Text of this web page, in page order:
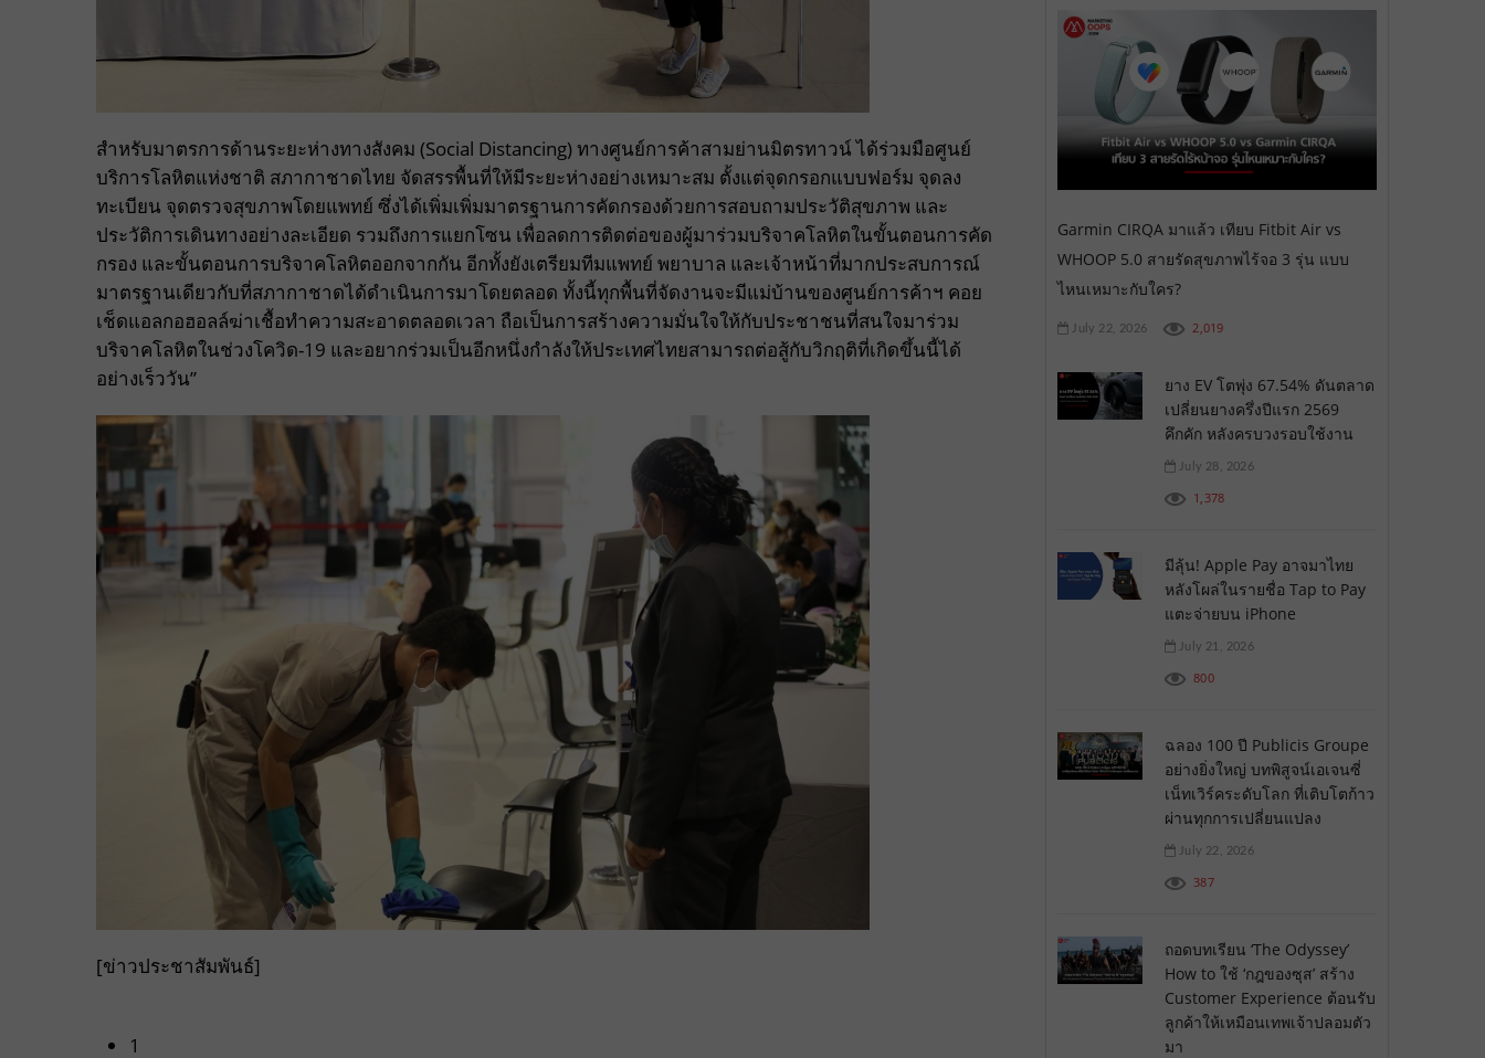
สำหรับมาตรการด้านระยะห่างทางสังคม (Social Distancing)ทางศูนย์การค้าสามย่านมิตรทาวน์ ได้ร่วมมือศูนย์
บริการโลหิตแห่งชาติ สภากาชาดไทย จัดสรรพื้นที่ให้มีระยะห่างอย่างเหมาะสม ตั้งแต่จุดกรอกแบบฟอร์ม จุดลง
ทะเบียน จุดตรวจสุขภาพโดยแพทย์ ซึ่งได้เพิ่มเพิ่มมาตรฐานการคัดกรองด้วยการสอบถามประวัติสุขภาพ และ
ประวัติการเดินทางอย่างละเอียด รวมถึงการแยกโซน เพื่อลดการติดต่อของผู้มาร่วมบริจาคโลหิตในขั้นตอนการคัด
กรอง และขั้นตอนการบริจาคโลหิตออกจากกัน อีกทั้งยังเตรียมทีมแพทย์ พยาบาล และเจ้าหน้าที่มากประสบการณ์
มาตรฐานเดียวกับที่สภากาชาดได้ดำเนินการมาโดยตลอด ทั้งนี้ทุกพื้นที่จัดงานจะมีแม่บ้านของศูนย์การค้าฯ คอย
เช็ดแอลกอฮอลล์ฆ่าเชื้อทำความสะอาดตลอดเวลา ถือเป็นการสร้างความมั่นใจให้กับประชาชนที่สนใจมาร่วม
บริจาคโลหิตในช่วงโควิด-19 และอยากร่วมเป็นอีกหนึ่งกำลังให้ประเทศไทยสามารถต่อสู้กับวิกฤติที่เกิดขึ้นนี้ได้
อย่างเร็ววัน”
[ข่าวประชาสัมพันธ์]
1
Garmin CIRQA มาแล้ว เทียบ Fitbit Air vs
WHOOP 5.0 สายรัดสุขภาพไร้จอ 3 รุ่น แบบ
ไหนเหมาะกับใคร?
July 22, 2026 2,019
ยาง EV โตพุ่ง 67.54% ดันตลาด
เปลี่ยนยางครึ่งปีแรก 2569
คึกคัก หลังครบวงรอบใช้งาน
July 28, 2026
1,378
มีลุ้น! Apple Pay อาจมาไทย
หลังโผล่ในรายชื่อ Tap to Pay
แตะจ่ายบน iPhone
July 21, 2026
800
ฉลอง 100 ปี Publicis Groupe
อย่างยิ่งใหญ่ บทพิสูจน์เอเจนซี่
เน็ทเวิร์คระดับโลก ที่เติบโตก้าว
ผ่านทุกการเปลี่ยนแปลง
July 22, 2026
387
ถอดบทเรียน ‘The Odyssey’
How to ใช้ ‘กฎของซุส’ สร้าง
Customer Experience ต้อนรับ
ลูกค้าให้เหมือนเทพเจ้าปลอมตัว
มา